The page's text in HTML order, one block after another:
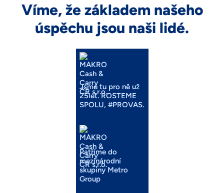
Víme, že základem našeho
úspěchu jsou naši lidé.
Jsme tu pro ně už
25let. ROSTEME
SPOLU, #PROVAS.
Patříme do
mezinárodní
skupiny Metro
Group